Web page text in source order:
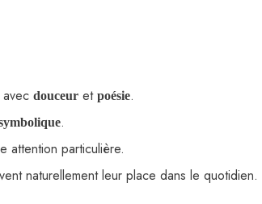
douceuret poésie.
.
attention particulière.
naturellement leur place dans le quotidien.